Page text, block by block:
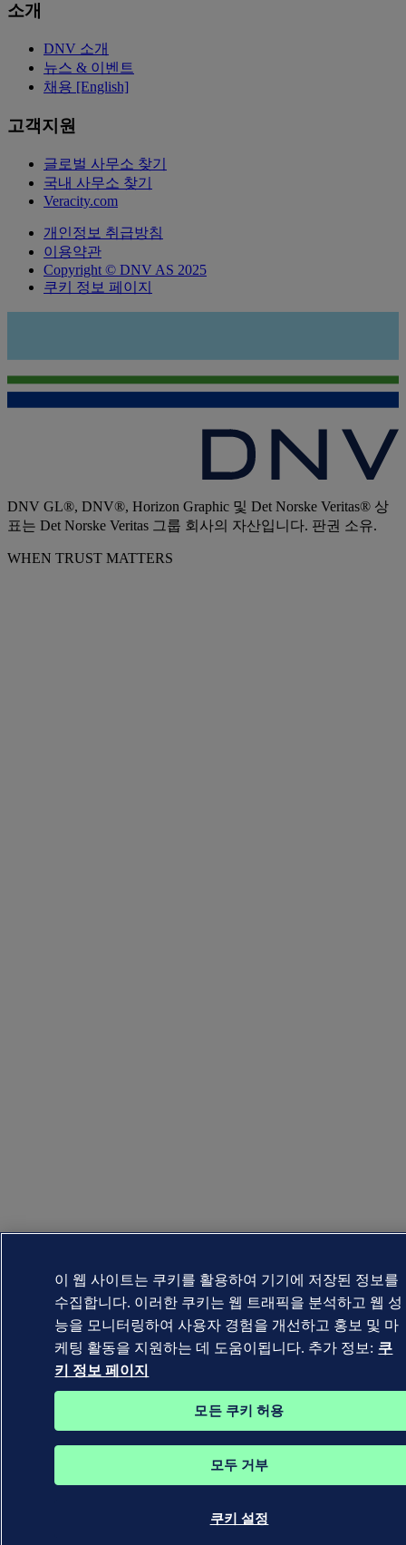
소개
DNV 소개
뉴스 & 이벤트
채용 [English]
고객지원
글로벌 사무소 찾기
국내 사무소 찾기
Veracity.com
개인정보 취급방침
이용약관
Copyright © DNV AS 2025
쿠키 정보 페이지
DNV GL®, DNV®, Horizon Graphic 및 Det Norske Veritas® 상
표는 Det Norske Veritas 그룹 회사의 자산입니다. 판권 소유.
WHEN TRUST MATTERS
이 웹 사이트는 쿠키를 활용하여 기기에 저장된 정보를
수집합니다. 이러한 쿠키는 웹 트래픽을 분석하고 웹 성
능을 모니터링하여 사용자 경험을 개선하고 홍보 및 마
케팅 활동을 지원하는 데 도움이됩니다. 추가 정보: 쿠
키 정보 페이지
모든 쿠키 허용
모두 거부
쿠키 설정